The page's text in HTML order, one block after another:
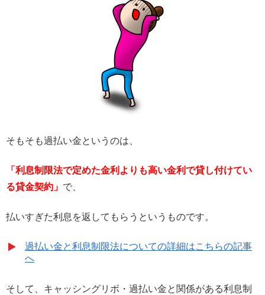
そもそも過払い金というのは、
「利息制限法で定めた金利よりも高い金利で貸し付けてい
る貸金契約」 で、
払いすぎた利息を返してもらうというものです。
過払い金と利息制限法についての詳細はこちらの記事
へ
そして、キャッシングリボ・過払い金と関係がある利息制